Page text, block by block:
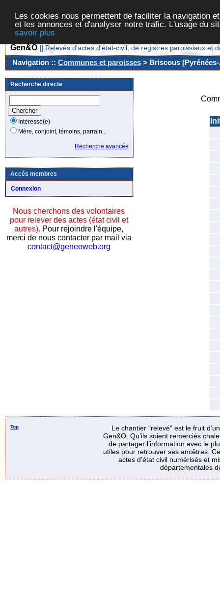
Les cookies nous permettent de faciliter la navigation
et les annonces et d'analyser notre trafic. L'usage du
savoir plus
Gen&O || Relevés d'actes d'état-civil, de registres paroissiaux et
Navigation :: Communes et paroisses > Briscous
Recherche directe
Intéressé(e)
Mère, conjoint, témoins, parrain...
Recherche avancée
Accès membres
Connexion
Nous cherchons des volontaires
pour relever des actes (état civil et
autres). Pour rejoindre l'équipe,
merci de nous contacter par mail via
contact@geneoweb.org
Top
Le chantier "relevé" est le fruit
Gen&O. Qu’ils soient remerciés
de partager l’information avec le
utiles pour retrouver ses ancêtres.
actes d’état civil numérisés et
départementales